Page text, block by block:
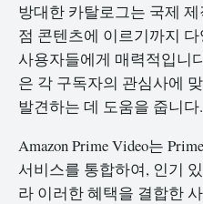
방대한 카탈로그는 국제
점 콘텐츠에 이르기까지
사용자들에게 매력적입니
은 각 구독자의 관심사에
발견하는 데 도움을 줍니다.
Amazon Prime Video는
서비스를 통합하여, 인기
라 이러한 혜택을 결합한